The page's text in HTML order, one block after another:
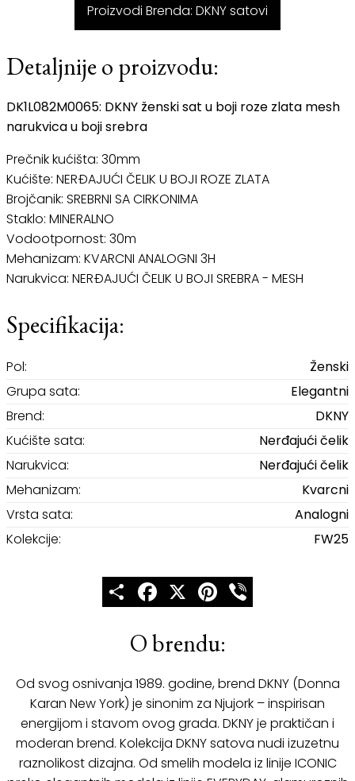
Proizvodi Brenda: DKNY satovi
Detaljnije o proizvodu:
DK1L082M0065: DKNY ženski sat u boji roze zlata mesh
narukvica u boji srebra
Prečnik kućišta: 30mm
Kućište: NERĐAJUĆI ČELIK U BOJI ROZE ZLATA
Brojčanik: SREBRNI SA CIRKONIMA
Staklo: MINERALNO
Vodootpornost: 30m
Mehanizam: KVARCNI ANALOGNI 3H
Narukvica: NERĐAJUĆI ČELIK U BOJI SREBRA - MESH
Specifikacija:
Pol:
Ženski
Grupa sata:
Elegantni
Brend:
DKNY
Kućište sata:
Nerđajući čelik
Narukvica:
Nerđajući čelik
Mehanizam:
Kvarcni
Vrsta sata:
Analogni
Kolekcije:
FW25
ShareFacebook
X Pinterest
O brendu:
Od svog osnivanja 1989. godine, brend DKNY (Donna
Karan New York) je sinonim za Njujork – inspirisan
energijom i stavom ovog grada. DKNY je praktičan i
moderan brend. Kolekcija DKNY satova nudi izuzetnu
raznolikost dizajna. Od smelih modela iz linije ICONIC